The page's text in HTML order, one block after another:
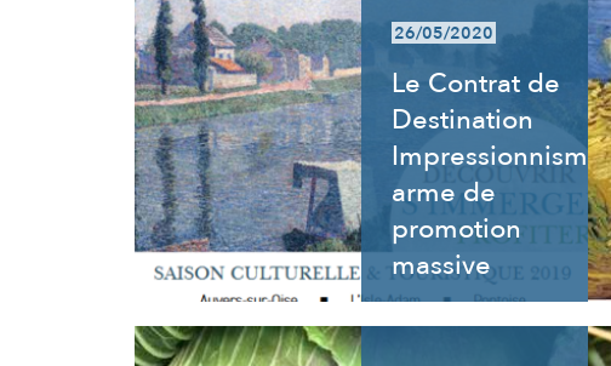
26/05/2020
Le Contrat de
Destination
Impressionnisme,
arme de
promotion
massive